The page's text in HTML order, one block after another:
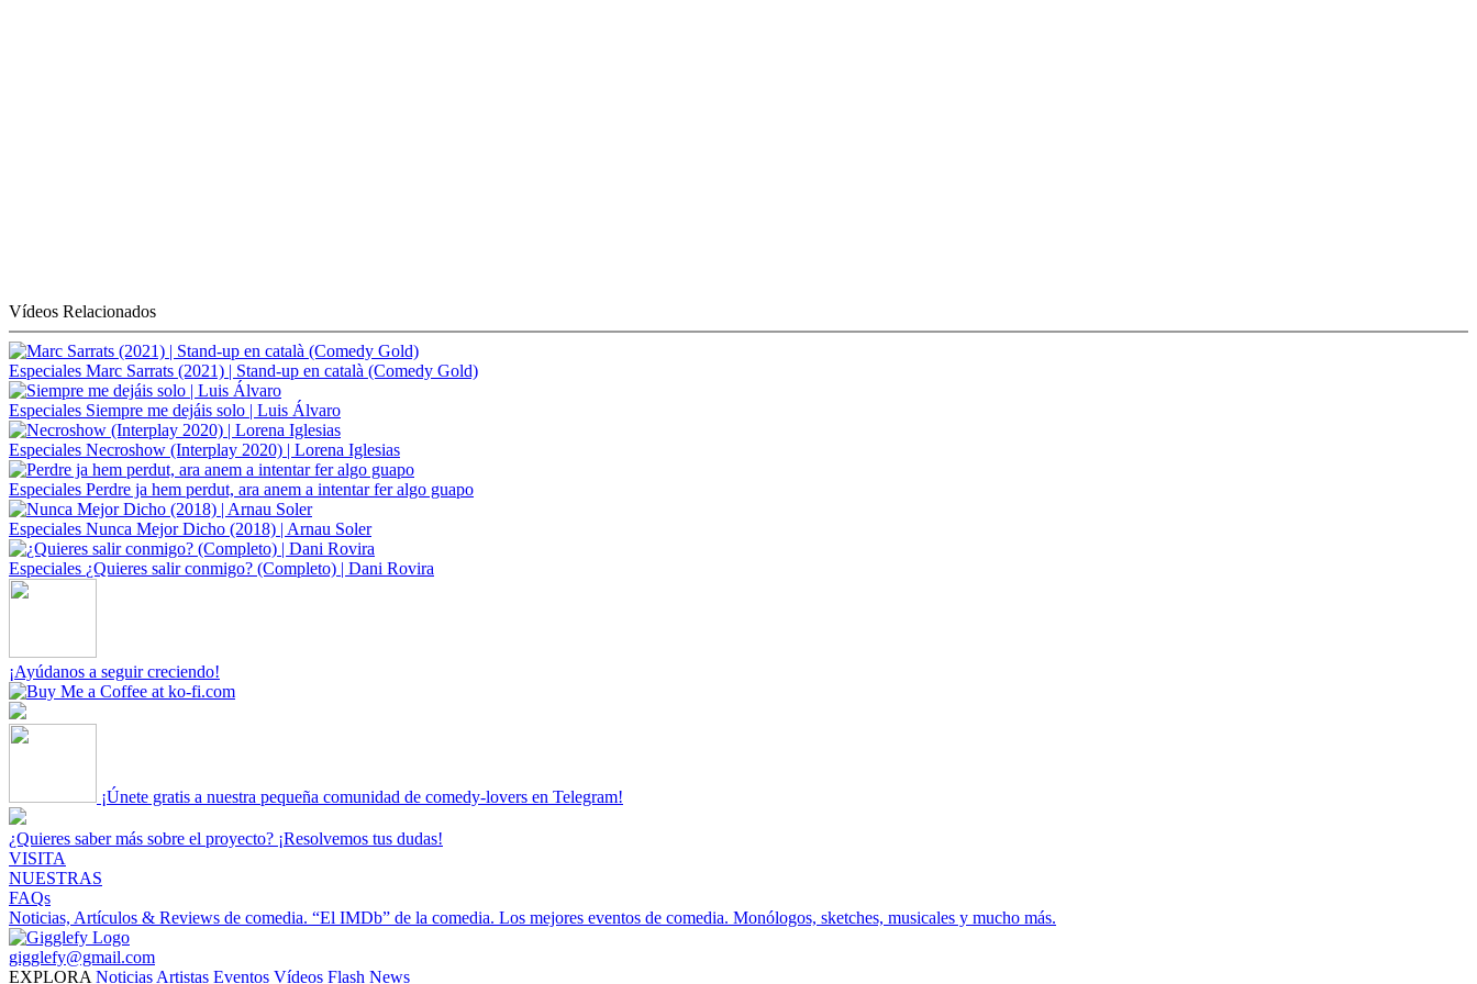
Vídeos Relacionados
Especiales Marc Sarrats (2021) | Stand-up en català (Comedy Gold)
Especiales Siempre me dejáis solo | Luis Álvaro
Especiales Necroshow (Interplay 2020) | Lorena Iglesias
Especiales Perdre ja hem perdut, ara anem a intentar fer algo guapo
Especiales Nunca Mejor Dicho (2018) | Arnau Soler
Especiales ¿Quieres salir conmigo? (Completo) | Dani Rovira
¡Ayúdanos a seguir creciendo!
¡Únete gratis a nuestra pequeña comunidad de comedy-lovers en Telegram!
¿Quieres saber más sobre el proyecto? ¡Resolvemos tus dudas!
VISITA
NUESTRAS
FAQs
Noticias, Artículos & Reviews de comedia. “El IMDb” de la comedia. Los mejores eventos de comedia. Monólogos, sketches, musicales y mucho más.
gigglefy@gmail.com
EXPLORA Noticias Artistas Eventos Vídeos Flash News